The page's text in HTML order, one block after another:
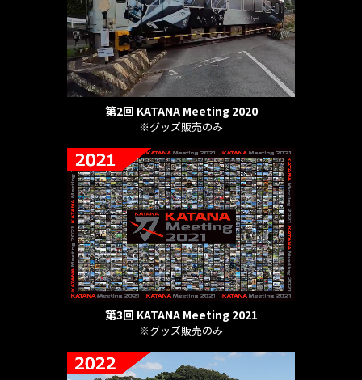
第2回 KATANA Meeting 2020
※グッズ販売のみ
第3回 KATANA Meeting 2021
※グッズ販売のみ